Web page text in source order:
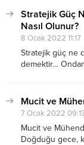
var, dönüyor,
Stratejik Güç
Nasıl Olunur?
8 Ocak 2022 11:17
Stratejik güç ne
demektir…
Ya ayranım
Mucit ve
7 Ocak 2022
Mucit ve
Doğduğu gece,